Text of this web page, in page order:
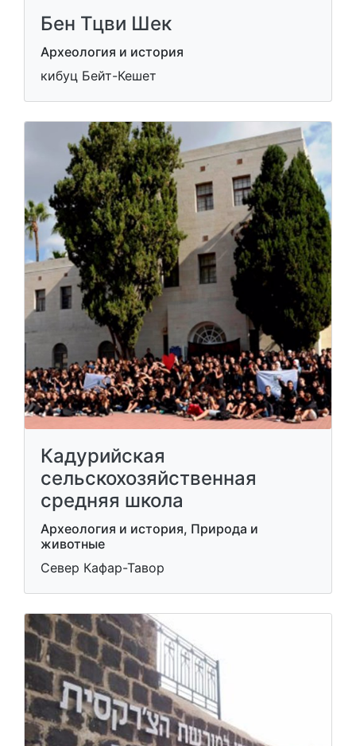
Бен Тцви Шек
Археология и история
кибуц Бейт-Кешет
Кадурийская
сельскохозяйственная
средняя школа
Археология и история, Природа и
животные
Север Кафар-Тавор